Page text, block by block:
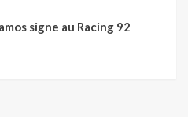
signe au Racing 92